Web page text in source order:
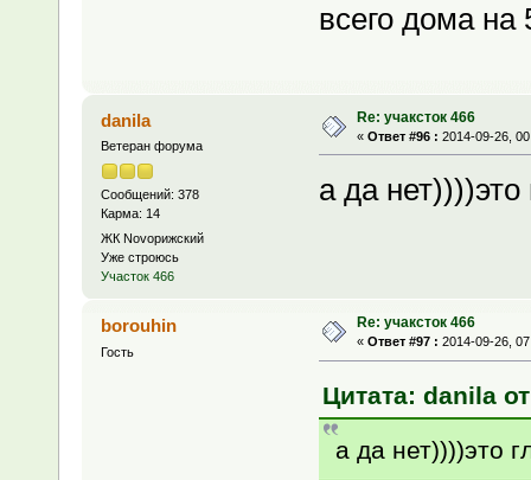
всего дома на
danila
Ветеран форума
Сообщений: 378
Карма: 14
ЖК Novoрижский
Уже строюсь
Участок 466
Re: учаксток 466
« Ответ #96 : 2014-09-26,
а да
borouhin
Гость
Re: учаксток 466
« Ответ #97 : 2014-09-26,
Цитата: danila
а да нет))))это